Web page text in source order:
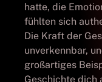
hatte, die
fühlten sich
Die Kraft der
unverkennbar,
großartiges
Geschichte dich